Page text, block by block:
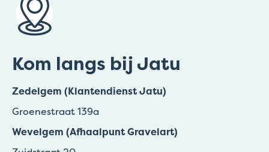
Kom langs bij Jatu
Zedelgem (Klantendienst Jatu)
Groenestraat 139a
Wevelgem (Afhaalpunt Gravelart)